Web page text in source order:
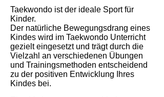
Taekwondo ist der ideale Sport für
Kinder.
Der natürliche Bewegungsdrang eines
Kindes wird im Taekwondo Unterricht
gezielt eingesetzt und trägt durch die
Vielzahl an verschiedenen Übungen
und Trainingsmethoden entscheidend
zu der positiven Entwicklung Ihres
Kindes bei.